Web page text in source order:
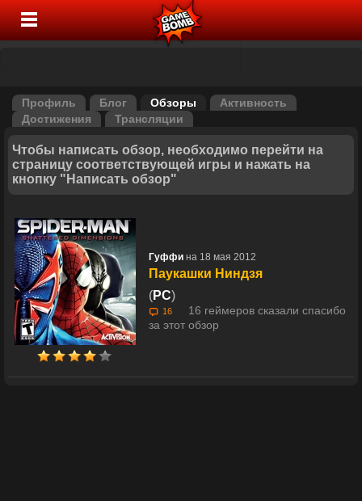
Профиль Блог Обзоры
Активность
Достижения
Трансляции
Чтобы написать обзор, необходимо перейти на
страницу соответствующей игры и нажать на
кнопку "Написать обзор"
Гуффи на 18 мая 2012
Паукашки Ниндзя
(PC)
16
16 геймеров сказали спасибо
за этот обзор